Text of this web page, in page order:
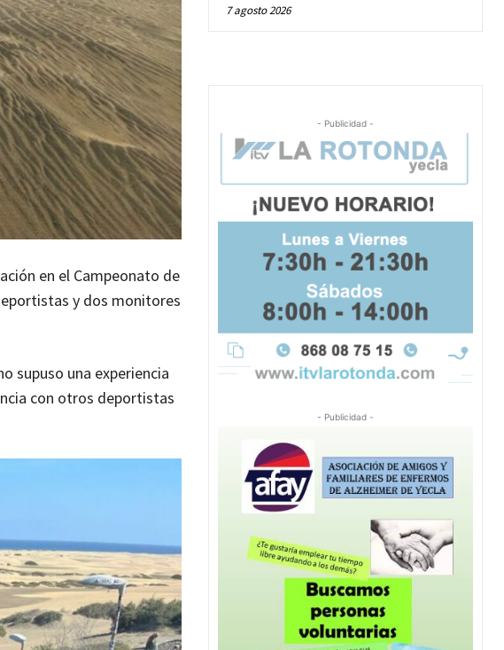
en el Campeonato de
y dos monitores
supuso una experiencia
con otros deportistas
7 agosto 2026
- Publicidad -
- Publicidad -